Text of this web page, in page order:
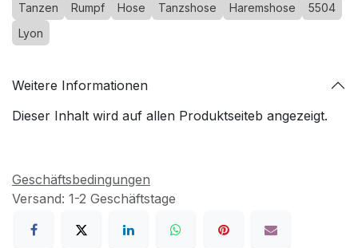
Tanzen Rumpf Hose Tanzshose Haremshose
5504
Lyon
Weitere Informationen
Dieser Inhalt wird auf allen Produktseiteb angezeigt.
Geschäftsbedingungen
Versand: 1-2 Geschäftstage